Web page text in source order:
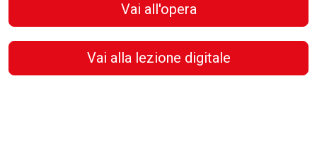
Vai all'opera
Vai alla lezione digitale